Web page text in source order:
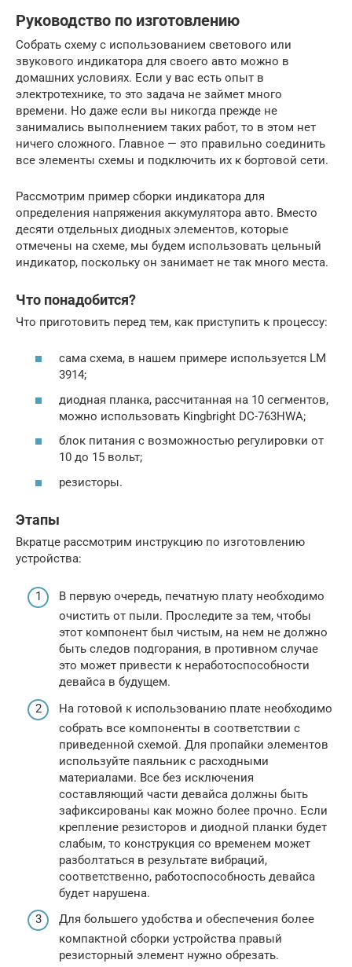
Руководство по изготовлению
Собрать схему с использованием светового или
звукового индикатора для своего авто можно в
домашних условиях. Если у вас есть опыт в
электротехнике, то это задача не займет много
времени. Но даже если вы никогда прежде не
занимались выполнением таких работ, то в этом нет
ничего сложного. Главное — это правильно соединить
все элементы схемы и подключить их к бортовой сети.
Рассмотрим пример сборки индикатора для
определения напряжения аккумулятора авто. Вместо
десяти отдельных диодных элементов, которые
отмечены на схеме, мы будем использовать цельный
индикатор, поскольку он занимает не так много места.
Что понадобится?
Что приготовить перед тем, как приступить к процессу:
сама схема, в нашем примере используется LM
3914;
диодная планка, рассчитанная на 10 сегментов,
можно использовать Kingbright DC-763HWA;
блок питания с возможностью регулировки от
10 до 15 вольт;
резисторы.
Этапы
Вкратце рассмотрим инструкцию по изготовлению
устройства:
В первую очередь, печатную плату необходимо
очистить от пыли. Проследите за тем, чтобы
этот компонент был чистым, на нем не должно
быть следов подгорания, в противном случае
это может привести к неработоспособности
девайса в будущем.
На готовой к использованию плате необходимо
собрать все компоненты в соответствии с
приведенной схемой. Для пропайки элементов
используйте паяльник с расходными
материалами. Все без исключения
составляющий части девайса должны быть
зафиксированы как можно более прочно. Если
крепление резисторов и диодной планки будет
слабым, то конструкция со временем может
разболтаться в результате вибраций,
соответственно, работоспособность девайса
будет нарушена.
Для большего удобства и обеспечения более
компактной сборки устройства правый
резисторный элемент нужно обрезать.